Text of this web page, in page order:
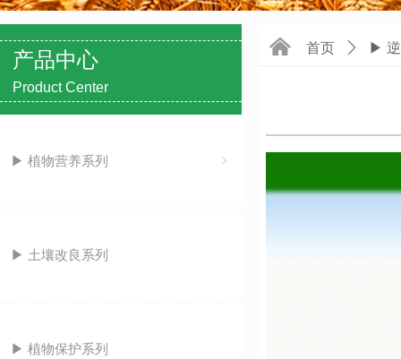
产品中心
Product Center
ꁇ
▶ 植物营养系列
▶ 土壤改良系列
▶ 植物保护系列
낀 首页 ꄲ ▶